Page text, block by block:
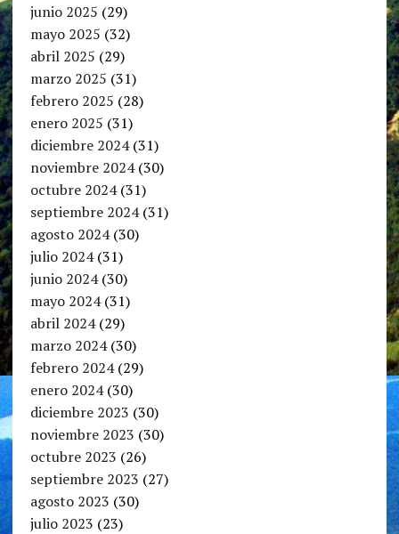
junio 2025 (29)
mayo 2025 (32)
abril 2025 (29)
marzo 2025 (31)
febrero 2025 (28)
enero 2025 (31)
diciembre 2024(31)
noviembre 2024(30)
octubre 2024(31)
septiembre 2024(31)
agosto 2024(30)
julio 2024(31)
junio 2024(30)
mayo 2024(31)
abril 2024(29)
marzo 2024(30)
febrero 2024(29)
enero 2024(30)
diciembre 2023 (30)
noviembre 2023 (30)
octubre 2023 (26)
septiembre 2023 (27)
agosto 2023 (30)
julio 2023 (23)